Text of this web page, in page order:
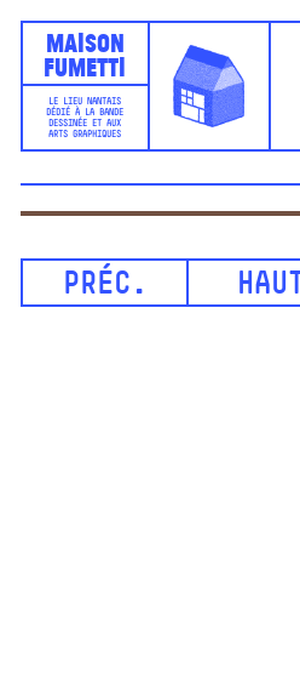
Maison
Fumetti
LE LIEU NANTAIS
DÉDIÉ À LA BANDE
DESSINÉE ET AUX
ARTS GRAPHIQUES
PRÉC. HAUT